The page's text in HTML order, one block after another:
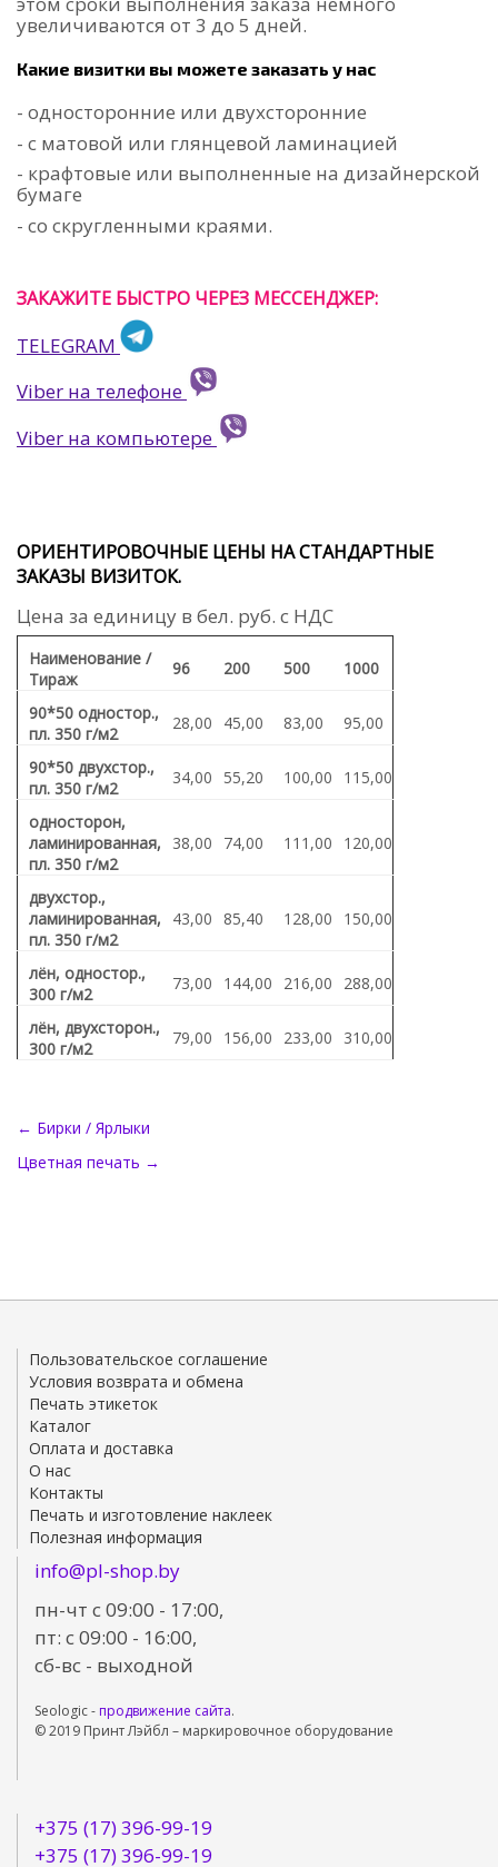
увеличиваются от 3 до 5 дней.
Какие визитки вы можете заказать у нас
- односторонние или двухсторонние
- с матовой или глянцевой ламинацией
- крафтовые или выполненные на дизайнерской
бумаге
- со скругленными краями.
ЗАКАЖИТЕ БЫСТРО ЧЕРЕЗ МЕССЕНДЖЕР:
TELEGRAM
Viber на телефоне
Viber на компьютере
ОРИЕНТИРОВОЧНЫЕ ЦЕНЫ НА СТАНДАРТНЫЕ
ЗАКАЗЫ ВИЗИТОК.
Цена за единицу в бел. руб. с НДС
Наименование /
Тираж
96 200 500 1000
90*50 одностор.,
пл. 350 г/м2
28,00 45,00 83,00 95,00
90*50 двухстор.,
пл. 350 г/м2
34,00 55,20 100,00 115,00
односторон,
ламинированная,
пл. 350 г/м2
38,00 74,00 111,00 120,00
двухстор.,
ламинированная,
пл. 350 г/м2
43,00 85,40 128,00 150,00
лён, одностор.,
300 г/м2
73,00 144,00 216,00 288,00
лён, двухсторон.,
300 г/м2
79,00 156,00 233,00 310,00
← Бирки / Ярлыки
Цветная печать →
Пользовательское соглашение
Условия возврата и обмена
Печать этикеток
Каталог
Оплата и доставка
О нас
Контакты
Печать и изготовление наклеек
Полезная информация
info@pl-shop.by
пн-чт с 09:00 - 17:00,
пт: с 09:00 - 16:00,
сб-вс - выходной
Seologic - продвижение сайта.
© 2019 Принт Лэйбл – маркировочное оборудование
+375 (17) 396-99-19
+375 (17) 396-99-19